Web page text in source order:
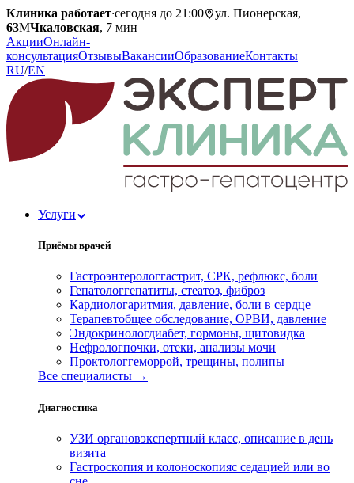
Клиника работает·сегодня до 21:00
ул. Пионерская,
63МЧкаловская, 7 мин
АкцииОнлайн-
консультацияОтзывыВакансииОбразованиеКонтакты
RU/EN
Услуги
Приёмы врачей
Гастроэнтерологгастрит, СРК, рефлюкс, боли
Гепатологгепатиты, стеатоз, фиброз
Кардиологаритмия, давление, боли в сердце
Терапевтобщее обследование, ОРВИ, давление
Эндокринологдиабет, гормоны, щитовидка
Нефрологпочки, отеки, анализы мочи
Проктологгеморрой, трещины, полипы
Все специалисты →
Диагностика
УЗИ органовэкспертный класс, описание в день
визита
Гастроскопия и колоноскопияс седацией или во